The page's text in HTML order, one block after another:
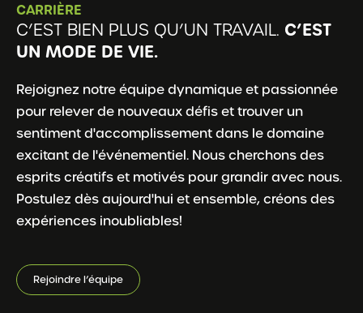
CARRIÈRE
C’EST BIEN PLUS QU’UN TRAVAIL. C’EST
UN MODE DE VIE.
Rejoignez notre équipe dynamique et passionnée
pour relever de nouveaux défis et trouver un
sentiment d'accomplissement dans le domaine
excitant de l'événementiel. Nous cherchons des
esprits créatifs et motivés pour grandir avec nous.
Postulez dès aujourd'hui et ensemble, créons des
expériences inoubliables!
Rejoindre l’équipe